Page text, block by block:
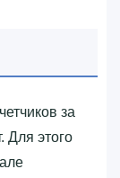
за
Для этого